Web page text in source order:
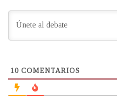
10 COMENTARIOS